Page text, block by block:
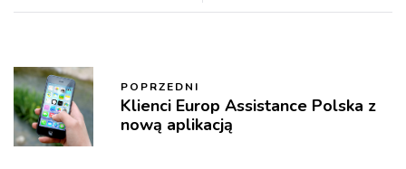
POPRZEDNI
Klienci Europ Assistance Polska z
nową aplikacją